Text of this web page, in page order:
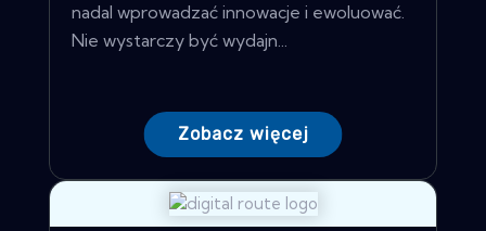
nadal wprowadzać innowacje i ewoluować.
Nie wystarczy być wydajn...
Zobacz więcej